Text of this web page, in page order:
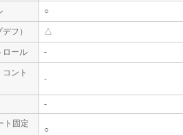
○
フ） △
ロール -
ント
-
-
ト固定
○